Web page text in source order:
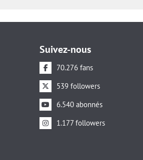
Suivez-nous
70.276 fans
539 followers
6.540 abonnés
1.177 followers